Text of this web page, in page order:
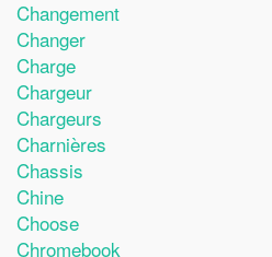
Changement
Changer
Charge
Chargeur
Chargeurs
Charnières
Chassis
Chine
Choose
Chromebook